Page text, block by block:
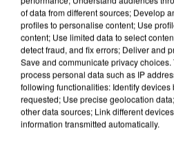
L’UN DES FONDATEURS
MAFIA INTERPELLÉ EN
of data from different sources; Develop
profiles to personalise content; Use
content; Use limited data to select
detect fraud, and fix errors; Deliver and
Save and communicate privacy
process personal data such as IP
following functionalities: Identify
requested; Use precise geolocation
other data sources; Link different
information transmitted automatically.